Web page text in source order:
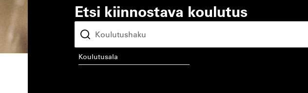
Etsi kiinnostava koulutus
koulutusala